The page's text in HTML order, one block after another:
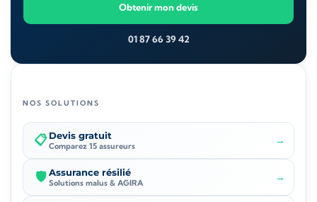
Obtenir mon devis
01 87 66 39 42
NOS SOLUTIONS
📋 Devis gratuit
Comparez 15 assureurs →
🛡️ Assurance résilié
Solutions malus & AGIRA →